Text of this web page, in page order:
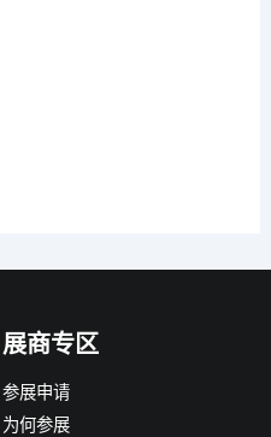
展商专区
参展申请
为何参展